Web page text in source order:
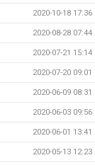
2020-10-18 17:36
2020-08-28 07:44
2020-07-21 15:14
2020-07-20 09:01
2020-06-09 08:31
2020-06-03 09:56
2020-06-01 13:41
2020-05-13 12:23